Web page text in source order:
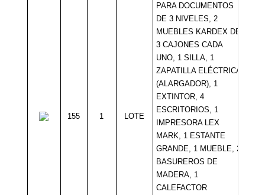
155 1 LOTE
PARA DOCUMENTOS
DE 3 NIVELES, 2
MUEBLES KARDEX DE
3 CAJONES CADA
UNO, 1 SILLA, 1
ZAPATILLA ELÉCTRICA
(ALARGADOR), 1
EXTINTOR, 4
ESCRITORIOS, 1
IMPRESORA LEX
MARK, 1 ESTANTE
GRANDE, 1 MUEBLE, 2
BASUREROS DE
MADERA, 1
CALEFACTOR